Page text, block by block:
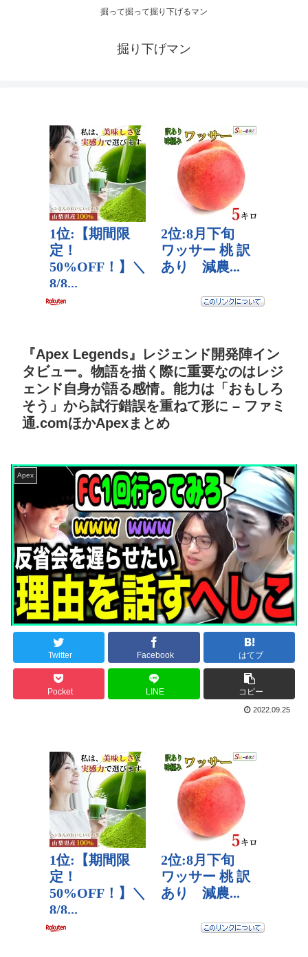
掘って掘って掘り下げるマン
掘り下げマン
『Apex Legends』レジェンド開発陣イン
タビュー。物語を描く際に重要なのはレジ
ェンド自身が語る感情。能力は「おもしろ
そう」から試行錯誤を重ねて形に – ファミ
通.comほかApexまとめ
Apex
Twitter Facebook はてブ
Pocket LINE コピー
2022.09.25